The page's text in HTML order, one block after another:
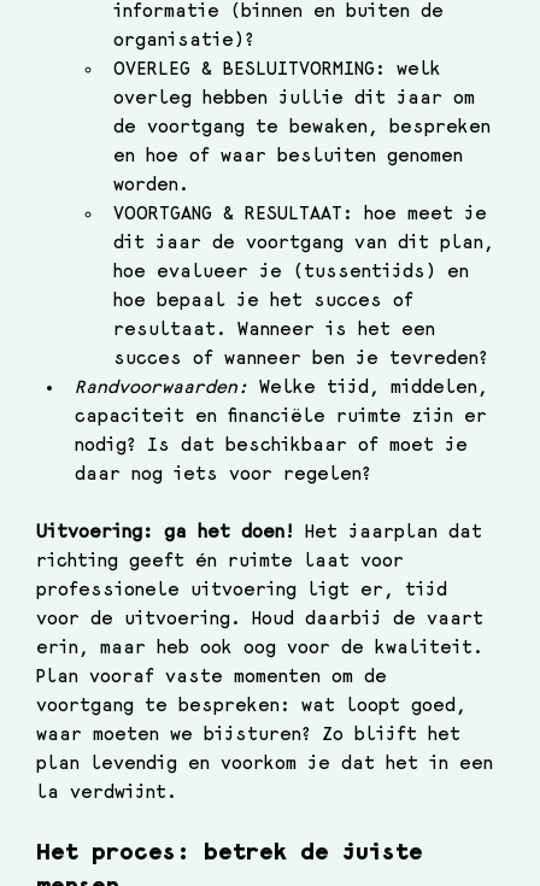
informatie (binnen en buiten de
organisatie)?
OVERLEG & BESLUITVORMING: welk
overleg hebben jullie dit jaar om
de voortgang te bewaken, bespreken
en hoe of waar besluiten genomen
worden.
VOORTGANG & RESULTAAT: hoe meet je
dit jaar de voortgang van dit plan,
hoe evalueer je (tussentijds) en
hoe bepaal je het succes of
resultaat. Wanneer is het een
succes of wanneer ben je tevreden?
Randvoorwaarden: Welke tijd, middelen,
capaciteit en financiële ruimte zijn er
nodig? Is dat beschikbaar of moet je
daar nog iets voor regelen?
Uitvoering: ga het doen!
Het jaarplan dat
richting geeft én ruimte laat voor
professionele uitvoering ligt er, tijd
voor de uitvoering. Houd daarbij de vaart
erin, maar heb ook oog voor de kwaliteit.
Plan vooraf vaste momenten om de
voortgang te bespreken: wat loopt goed,
waar moeten we bijsturen? Zo blijft het
plan levendig en voorkom je dat het in een
la verdwijnt.
Het proces: betrek de juiste